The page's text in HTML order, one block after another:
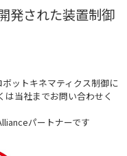
発された装置制御
ットキネマティクス制御に
当社までお問い合わせく
パートナーです